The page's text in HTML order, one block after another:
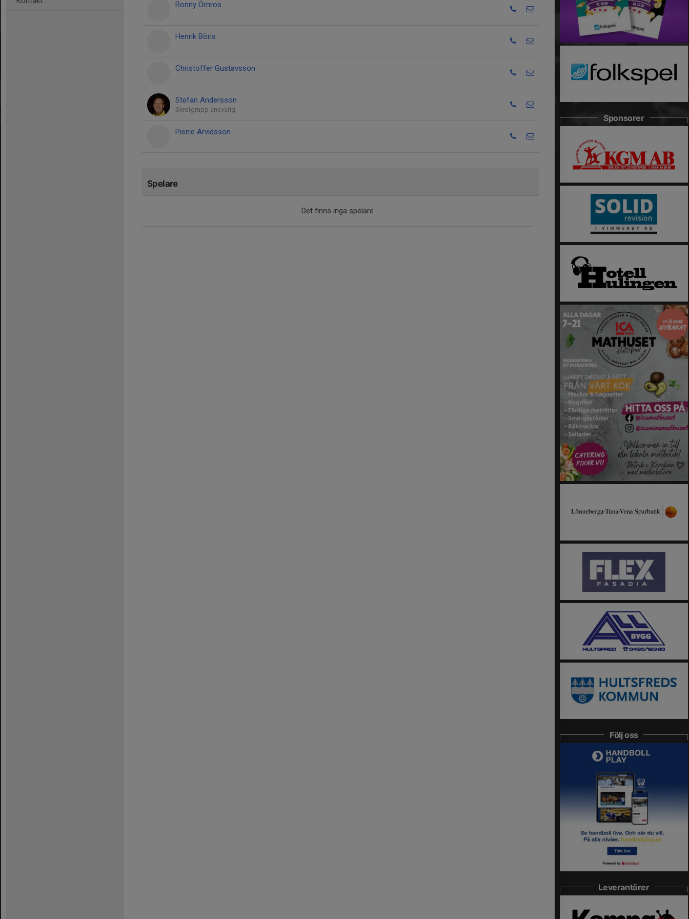
Ronny Örnros
.
Henrik Böris
.
Christoffer Gustavsson
.
Stefan Andersson
Skrotgrupp ansvarig
Pierre Arvidsson
.
Spelare
Det finns inga spelare
Sponsorer
Följ oss
Leverantörer